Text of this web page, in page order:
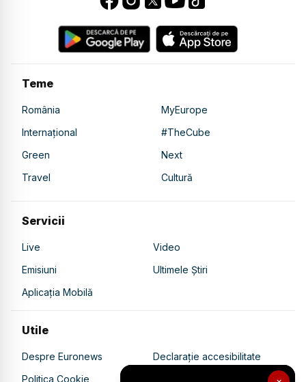
Teme
România
MyEurope
Internațional
#TheCube
Green
Next
Travel
Cultură
Servicii
Live
Video
Emisiuni
Ultimele Știri
Aplicația Mobilă
Utile
Despre Euronews
Declarație accesibilitate
Politica Cookie
Politica de confidențialitate